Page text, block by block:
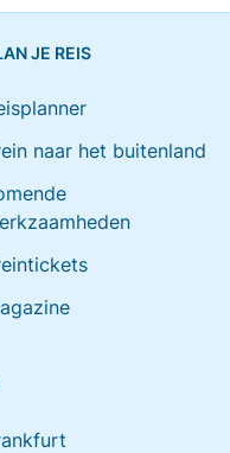
JE REIS
naar het buitenland